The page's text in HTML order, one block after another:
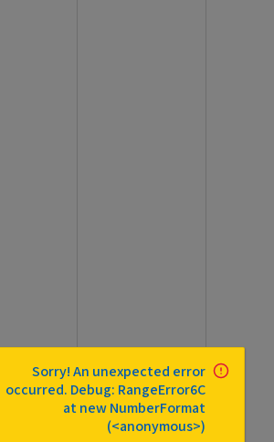
Sorry! An unexpected error
occurred. Debug: RangeError6C
at new NumberFormat
(<anonymous>)